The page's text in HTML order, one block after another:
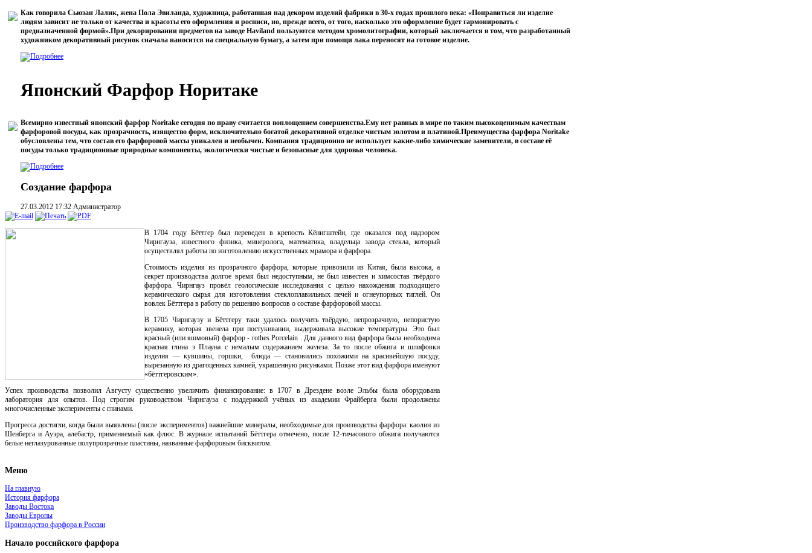
Как говорила Сьюзан Лалик, жена Пола Эвиланда, художница, работавшая над декором изделий фабрики в 30-х годах прошлого века: «Понравиться ли изделие
людям зависит не только от качества и красоты его оформления и росписи, но, прежде всего, от того, насколько это оформление будет гармонировать с
предназначенной формой».При декорировании предметов на заводе Haviland пользуются методом хромолитографии, который заключается в том, что разработанный
художником декоративный рисунок сначала наносится на специальную бумагу, а затем при помощи лака переносят на готовое изделие.
Японский Фарфор Норитаке
Всемирно известный японский фарфор Noritake сегодня по праву считается воплощением совершенства.Ему нет равных в мире по таким высокоценимым качествам
фарфоровой посуды, как прозрачность, изящество форм, исключительно богатой декоративной отделке чистым золотом и платиной.Преимущества фарфора Noritake
обусловлены тем, что состав его фарфоровой массы уникален и необычен. Компания традиционно не использует какие-либо химические заменители, в составе её
посуды только традиционные природные компоненты, экологически чистые и безопасные для здоровья человека.
Создание фарфора
27.03.2012 17:32 Администратор
В 1704 году Бёттгер был переведен в крепость Кёнигштейн, где оказался под надзором
Чирнгауза, известного физика, минеролога, математика, владельца завода стекла, который
осуществлял работы по изготовлению искусственных мрамора и фарфора.
Стоимость изделия из прозрачного фарфора, которые привозили из Китая, была высока, а
секрет производства долгое время был недоступным, не был известен и химсостав твёрдого
фарфора. Чирнгауз провёл геологические исследования с целью нахождения подходящего
керамического сырья для изготовления стеклоплавильных печей и огнеупорных тиглей. Он
вовлек Бёттгера в работу по решению вопросов о составе фарфоровой массы.
В 1705 Чирнгаузу и Бёттгеру таки удалось получить твёрдую, непрозрачную, непористую
керамику, которая звенела при постукивании, выдерживала высокие температуры. Это был
красный (или яшмовый) фарфор- rothes Porcelain . Для данного вид фарфора была необходима
красная глина з Плауна с немалым содержанием железа. За то после обжига и шлифовки
изделия — кувшины, горшки, блюда — становились похожими на красивейшую посуду,
вырезанную из драгоценных камней, украшенную рисунками. Позже этот вид фарфора именуют
«бёттгеровским».
Успех производства позволил Августу существенно увеличить финансирование: в 1707 в Дрездене возле Эльбы была оборудована
лаборатория для опытов. Под строгим руководством Чирнгауза с поддержкой учёных из академии Фрайберга были продолжены
многочисленные эксперименты с глинами.
Прогресса достигли, когда были выявлены (после экспериментов) важнейшие минералы, необходимые для производства фарфора: каолин из
Шенберга и Ауэра, алебастр, применяемый как флюс. В журнале испытаний Бёттгера отмечено, после 12-тичасового обжига получаются
белые неглазурованные полупрозрачные пластины, названные фарфоровым бисквитом.
Меню
На главную
История фарфора
Заводы Востока
Заводы Европы
Производство фарфора в России
Начало российского фарфора